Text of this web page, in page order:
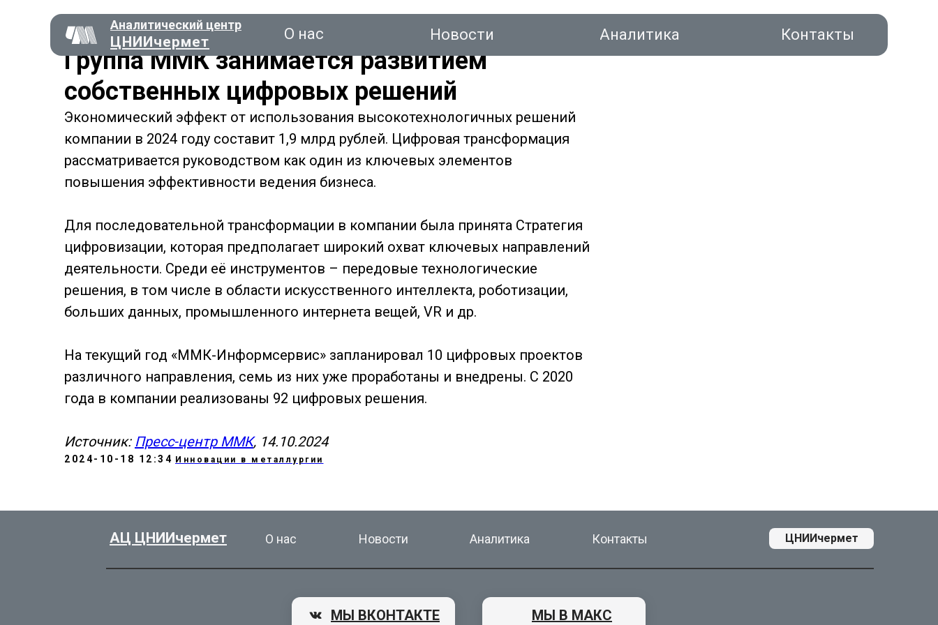
ЦНИИчермет
Аналитический центр
О нас Новости
О нас Контакты
Консалтинг
Аналитика
Новости
Группа ММК занимается развитием
собственных цифровых решений
Экономический эффект от использования высокотехнологичных решений
компании в 2024 году составит 1,9 млрд рублей. Цифровая трансформация
рассматривается руководством как один из ключевых элементов
повышения эффективности ведения бизнеса.
Для последовательной трансформации в компании была принята Стратегия
цифровизации, которая предполагает широкий охват ключевых направлений
деятельности. Среди её инструментов – передовые технологические
решения, в том числе в области искусственного интеллекта, роботизации,
больших данных, промышленного интернета вещей, VR и др.
На текущий год «ММК-Информсервис» запланировал 10 цифровых проектов
различного направления, семь из них уже проработаны и внедрены. С 2020
года в компании реализованы 92 цифровых решения.
Источник: Пресс-центр ММК, 14.10.2024
2024-10-18 12:34 Инновации в металлургии
АЦ ЦНИИчермет
МЫ ВКОНТАКТЕ
О нас
МЫ В МАКС
Контакты
Аналитика
Новости ЦНИИчермет